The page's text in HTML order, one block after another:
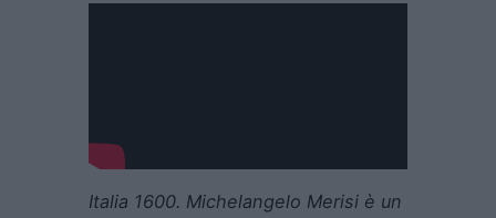
Italia 1600. Michelangelo Merisi è un